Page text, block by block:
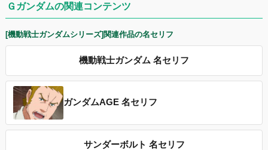
Ｇガンダムの関連コンテンツ
[機動戦士ガンダムシリーズ]関連作品の名セリフ
機動戦士ガンダム 名セリフ
ガンダムAGE 名セリフ
サンダーボルト 名セリフ